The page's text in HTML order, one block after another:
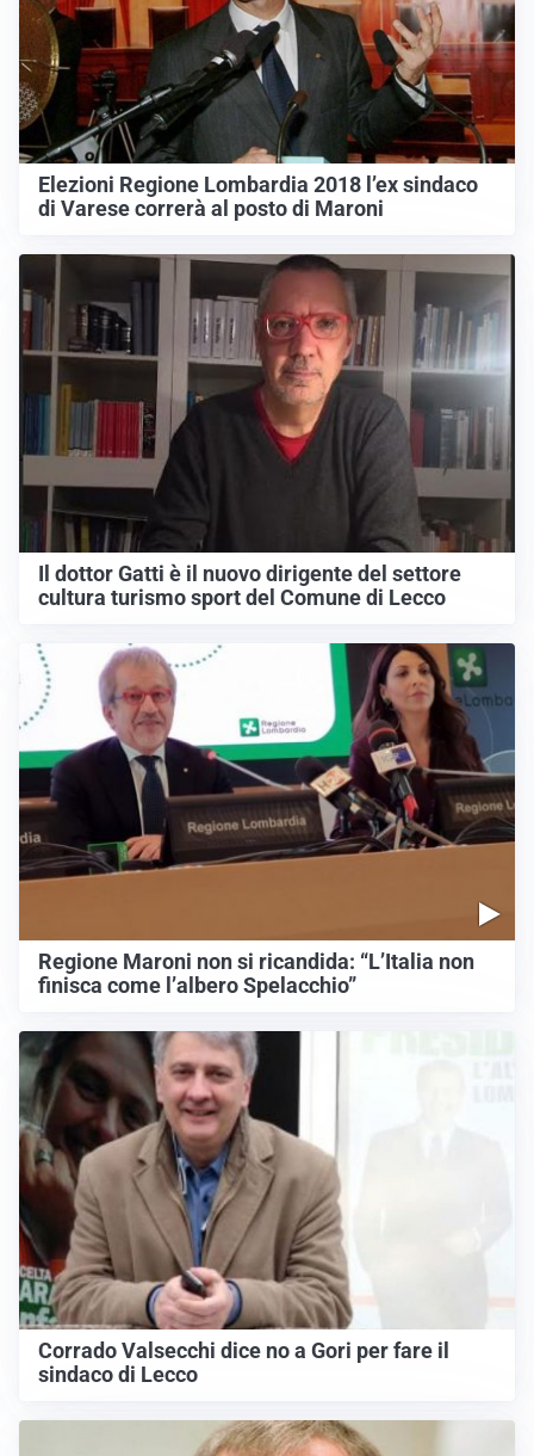
Elezioni Regione Lombardia 2018 l’ex sindaco
di Varese correrà al posto di Maroni
Il dottor Gatti è il nuovo dirigente del settore
cultura turismo sport del Comune di Lecco
Regione Maroni non si ricandida: “L’Italia non
finisca come l’albero Spelacchio”
Corrado Valsecchi dice no a Gori per fare il
sindaco di Lecco